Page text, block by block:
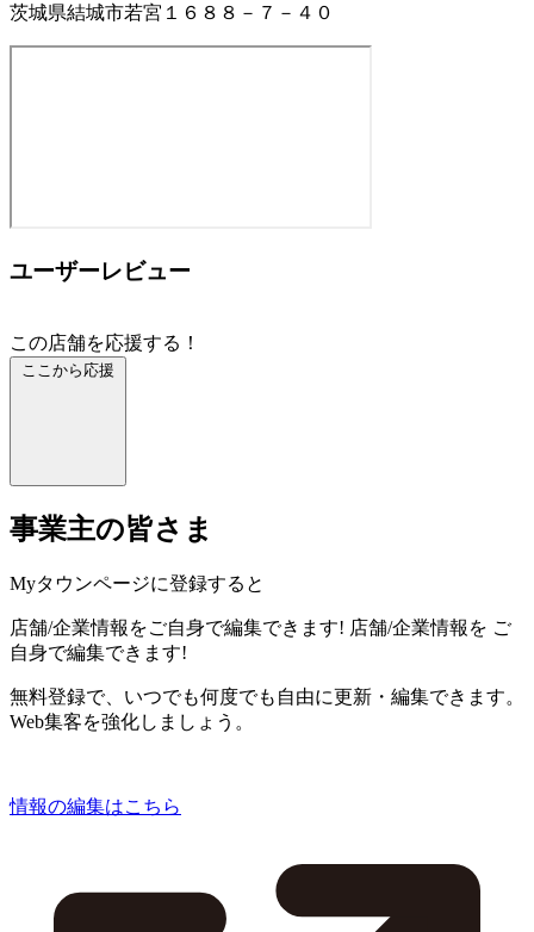
茨城県結城市若宮１６８８－７－４０
ユーザーレビュー
この店舗を応援する！
ここから応援
事業主の皆さま
Myタウンページに登録すると
店舗/企業情報をご自身で編集できます! 店舗/企業情報を ご
自身で編集できます!
無料登録で、いつでも何度でも自由に更新・編集できます。
Web集客を強化しましょう。
情報の編集はこちら